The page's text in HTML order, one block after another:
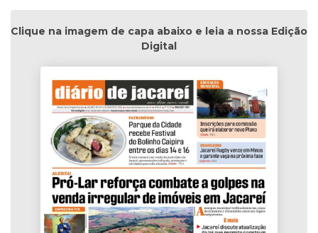
Clique na imagem de capa abaixo e leia a nossa Edição
Digital